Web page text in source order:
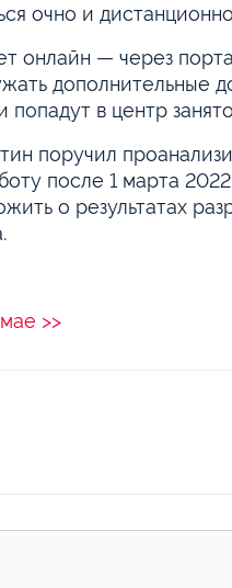
очно и
онлайн — через
дополнительные
в центр
поручил
после 1 марта
о результатах
>>